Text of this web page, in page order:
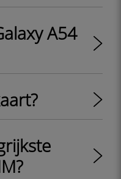
A54